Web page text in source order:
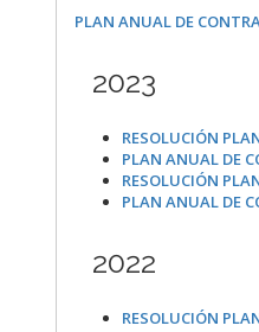
PLAN ANUAL DE
2023
RESOLUCIÓN
PLAN ANUAL DE
RESOLUCIÓN
PLAN ANUAL DE
2022
RESOLUCIÓN